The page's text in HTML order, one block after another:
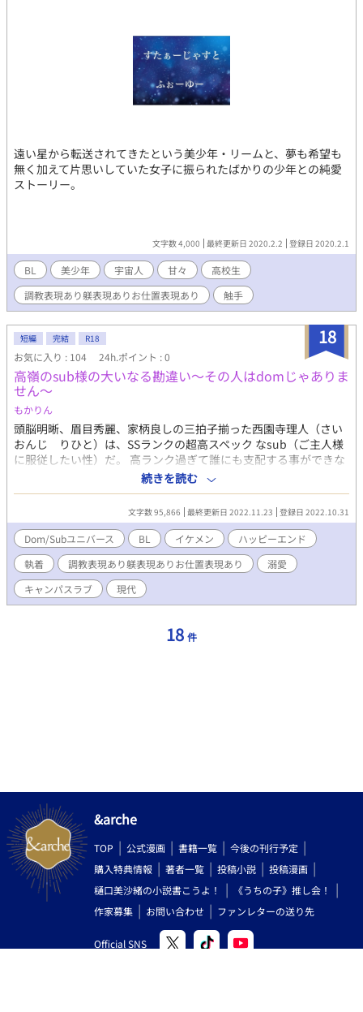
遠い星から転送されてきたという美少年・リームと、夢も希望も
無く加えて片思いしていた女子に振られたばかりの少年との純愛
ストーリー。
文字数 4,000 最終更新日 2020.2.2 登録日 2020.2.1
BL 美少年 宇宙人 甘々
高校生
調教表現あり躾表現ありお仕置表現あり
触手
18
短編 完結 R18
お気に入り : 104 24h.ポイント : 0
高嶺のsub様の大いなる勘違い〜その人はdomじゃありま
せん〜
もかりん
頭脳明晰、眉目秀麗、家柄良しの三拍子揃った西園寺理人（さい
おんじ りひと）は、SSランクの超高スペック なsub（ご主人様
に服従したい性）だ。 高ランク過ぎて誰にも支配する事ができな
い彼を周囲は『高嶺の sub様』と呼んで憧れている。 しかし、本
人はずっとご主人様を探しを諦めておらず、未だに誰にも服従で
きないことを嘆いている。 そんなある日、運命の人に出会った…
（と、理人は思った）とうとうご主人様を見つけた！と浮かれ
て、岬春人（みさき はると）にアプローチするが、春人は
neutral（普通の人）でdom（誰かを支配したい性）ではない。
理人の勘違いから始まる2人の関係は… ※dom/subユニバースの
世界観をお借りしていますが、独自設定多めです。 ※ラブコメ、
イチャラブメインのお話です。
続きを読む
文字数 95,866 最終更新日 2022.11.23 登録日 2022.10.31
Dom/Subユニバース BL イケメン
ハッピーエンド
執着
調教表現あり躾表現ありお仕置表現あり
溺愛
キャンパスラブ
現代
18 件
&arche
TOP 公式漫画 書籍一覧
今後の刊行予定
購入特典情報
著者一覧 投稿小説
投稿漫画
樋口美沙緒の小説書こうよ！
《うちの子》推し会！
作家募集
お問い合わせ ファンレターの送り先
Official SNS